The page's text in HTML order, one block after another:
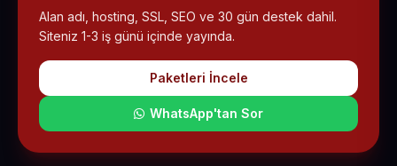
Alan adı, hosting, SSL, SEO ve 30 gün destek dahil.
Siteniz 1-3 iş günü içinde yayında.
Paketleri İncele
WhatsApp'tan Sor